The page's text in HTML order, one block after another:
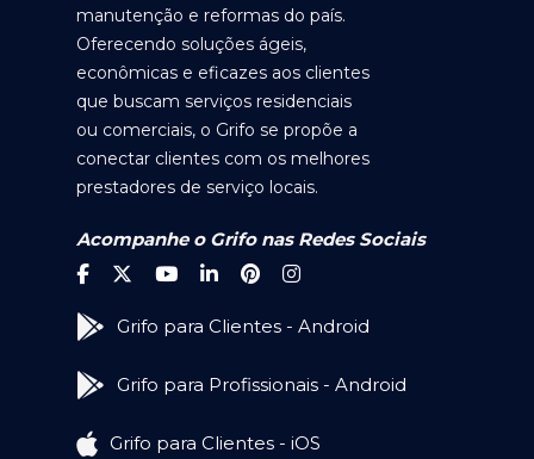
manutenção e reformas do país.
Oferecendo soluções ágeis,
econômicas e eficazes aos clientes
que buscam serviços residenciais
ou comerciais, o Grifo se propõe a
conectar clientes com os melhores
prestadores de serviço locais.
Acompanhe o Grifo nas Redes Sociais
Grifo para Clientes - Android
Grifo para Profissionais - Android
Grifo para Clientes - iOS